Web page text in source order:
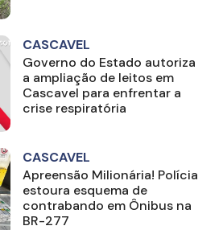
CASCAVEL
Governo do Estado autoriza
a ampliação de leitos em
Cascavel para enfrentar a
crise respiratória
CASCAVEL
Apreensão Milionária! Polícia
estoura esquema de
contrabando em Ônibus na
BR-277